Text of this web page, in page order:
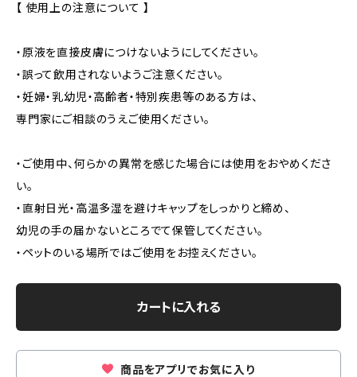
【 使用上の注意について 】
・原液を直接皮膚につけないようにしてください。
・誤って飲用されないようご注意ください。
・妊婦・乳幼児・高齢者・特別疾患等のある方は、
専門家にご相談のうえご使用ください。
・ご使用中、何らかの異常を感じた場合には使用をおやめくださ
い。
・直射日光・高温多湿を避けキャップをしっかりと締め、
幼児の手の届かないところでて保管してください。
・ペットのいる場所ではご使用をお控えください。
カートに入れる
商品をアプリでお気に入り